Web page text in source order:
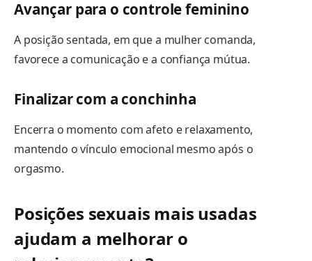
Avançar para o controle feminino
A posição sentada, em que a mulher comanda,
favorece a comunicação e a confiança mútua.
Finalizar com a conchinha
Encerra o momento com afeto e relaxamento,
mantendo o vínculo emocional mesmo após o
orgasmo.
Posições sexuais mais usadas
ajudam a melhorar o